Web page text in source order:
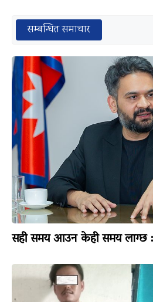
सम्बन्धित समाचार
सही समय आउन केही समय लाग्छ :